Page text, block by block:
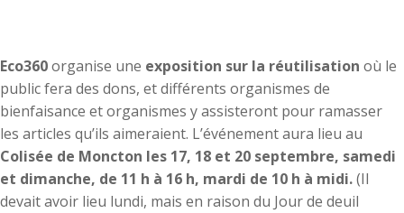
Eco360organise une exposition sur la réutilisation où le
public fera des dons, et différents organismes de
bienfaisance et organismes y assisteront pour ramasser
les articles qu’ils aimeraient. L’événement aura lieu au
Colisée de Moncton les 17, 18 et 20 septembre, samedi
et dimanche, de 11 h à 16 h, mardi de 10 h à midi.(Il
devait avoir lieu lundi, mais en raison du Jour de deuil